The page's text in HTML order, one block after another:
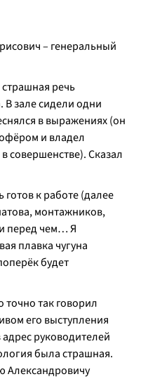
– генеральный
речь
В зале сидели одни
в выражениях (он
и владел
совершенстве). Сказал
к работе (далее
монтажников,
перед чем… Я
плавка чугуна
будет
точно так говорил
его выступления
руководителей
была страшная.
Александровичу